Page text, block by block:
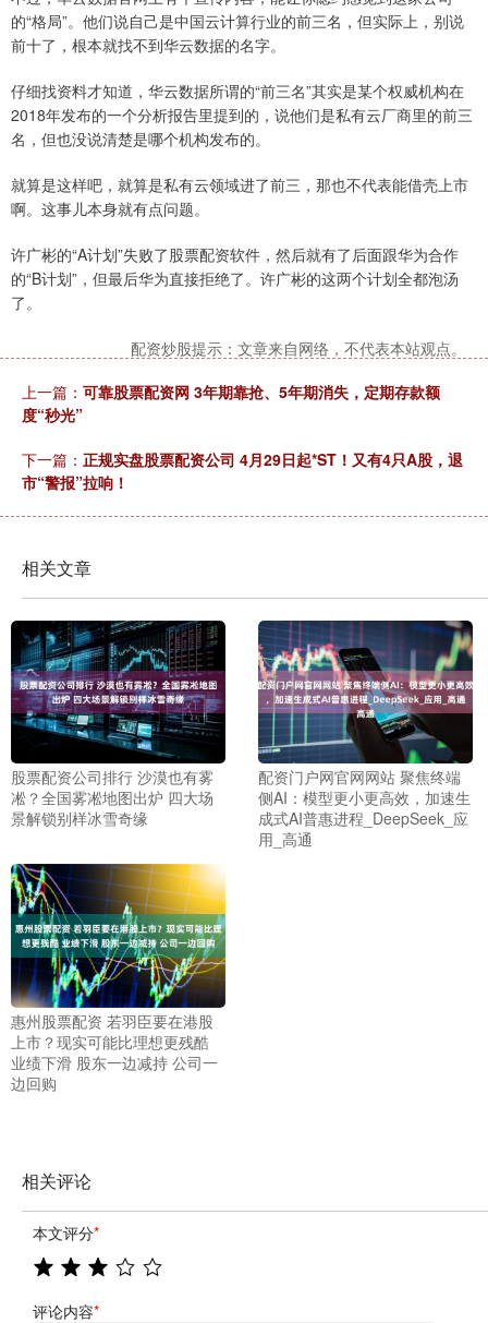
的“格局”。他们说自己是中国云计算行业的前三名，但实际上，别说
前十了，根本就找不到华云数据的名字。
仔细找资料才知道，华云数据所谓的“前三名”其实是某个权威机构在
2018年发布的一个分析报告里提到的，说他们是私有云厂商里的前三
名，但也没说清楚是哪个机构发布的。
就算是这样吧，就算是私有云领域进了前三，那也不代表能借壳上市
啊。这事儿本身就有点问题。
许广彬的“A计划”失败了股票配资软件，然后就有了后面跟华为合作
的“B计划”，但最后华为直接拒绝了。许广彬的这两个计划全都泡汤
了。
配资炒股提示：文章来自网络，不代表本站观点。
上一篇： 可靠股票配资网 3年期靠抢、5年期消失，定期存款额
度“秒光”
下一篇： 正规实盘股票配资公司 4月29日起*ST！又有4只A股，退
市“警报”拉响！
相关文章
股票配资公司排行 沙漠也有雾
凇？全国雾凇地图出炉 四大场
景解锁别样冰雪奇缘
配资门户网官网网站 聚焦终端
侧AI：模型更小更高效，加速生
成式AI普惠进程_DeepSeek_应
用_高通
惠州股票配资 若羽臣要在港股
上市？现实可能比理想更残酷
业绩下滑 股东一边减持 公司一
边回购
相关评论
本文评分*
评论内容*